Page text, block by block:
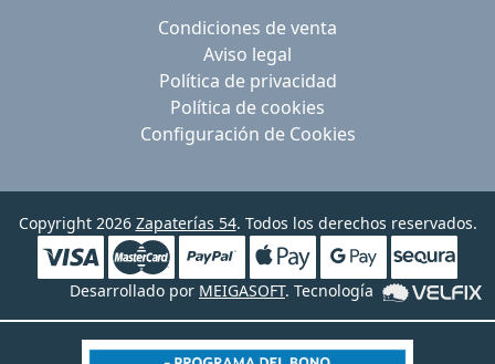
Condiciones de venta
Aviso legal
Política de privacidad
Política de cookies
Configuración de Cookies
Copyright 2026 Zapaterías 54. Todos los derechos reservados.
Desarrollado por MEIGASOFT. Tecnología